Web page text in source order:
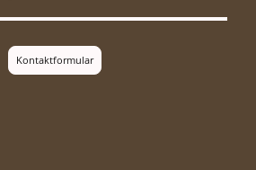
Kontaktformular